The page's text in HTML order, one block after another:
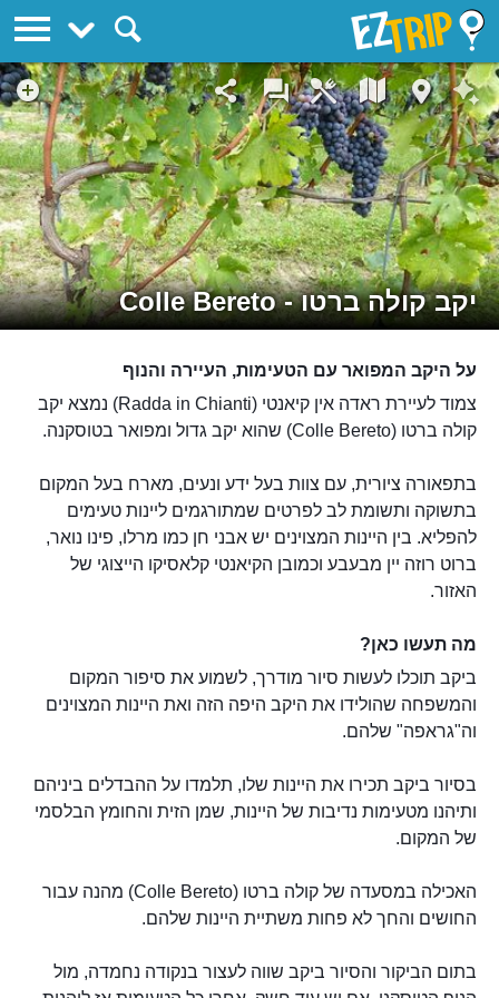
יקב קולה ברטו - Colle Bereto
על היקב המפואר עם הטעימות, העיירה והנוף
צמוד לעיירת ראדה אין קיאנטי (Radda in Chianti) נמצא יקב
קולה ברטו (Colle Bereto) שהוא יקב גדול ומפואר בטוסקנה.
בתפאורה ציורית, עם צוות בעל ידע ונעים, מארח בעל המקום
בתשוקה ותשומת לב לפרטים שמתורגמים ליינות טעימים
להפליא. בין היינות המצוינים יש אבני חן כמו מרלו, פינו נואר,
ברוט רוזה יין מבעבע וכמובן הקיאנטי קלאסיקו הייצוגי של
האזור.
מה תעשו כאן?
ביקב תוכלו לעשות סיור מודרך, לשמוע את סיפור המקום
והמשפחה שהולידו את היקב היפה הזה ואת היינות המצוינים
וה"גראפה" שלהם.
בסיור ביקב תכירו את היינות שלו, תלמדו על ההבדלים ביניהם
ותיהנו מטעימות נדיבות של היינות, שמן הזית והחומץ הבלסמי
של המקום.
האכילה במסעדה של קולה ברטו (Colle Bereto) מהנה עבור
החושים והחך לא פחות משתיית היינות שלהם.
בתום הביקור והסיור ביקב שווה לעצור בנקודה נחמדה, מול
EZTrip